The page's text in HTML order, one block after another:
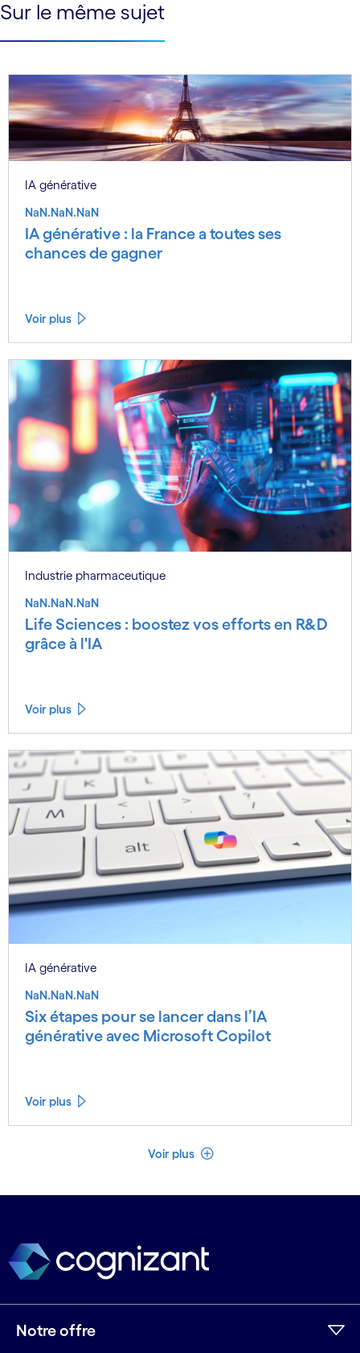
Sur le même sujet
IA générative
NaN.NaN.NaN
IA générative : la France a toutes ses
chances de gagner
Voir plus
Industrie pharmaceutique
NaN.NaN.NaN
Life Sciences : boostez vos efforts en R&D
grâce à l'IA
Voir plus
IA générative
NaN.NaN.NaN
Six étapes pour se lancer dans l’IA
générative avec Microsoft Copilot
Voir plus
Voir plus Voir moins
Notre offre